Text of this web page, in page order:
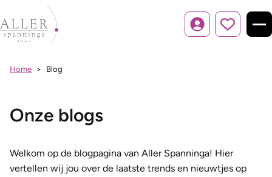
Inloggen
Home Blog
Onze blogs
Welkom op de blogpagina van Aller Spanninga! Hier
vertellen wij jou over de laatste trends en nieuwtjes op